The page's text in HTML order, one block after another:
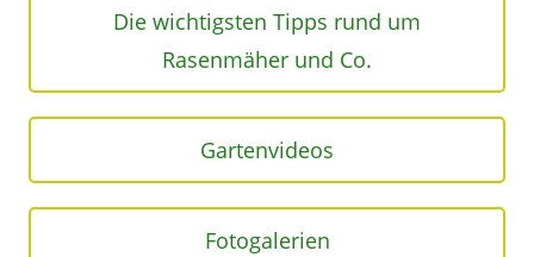
Die wichtigsten Tipps rund um
Rasenmäher und Co.
Gartenvideos
Fotogalerien